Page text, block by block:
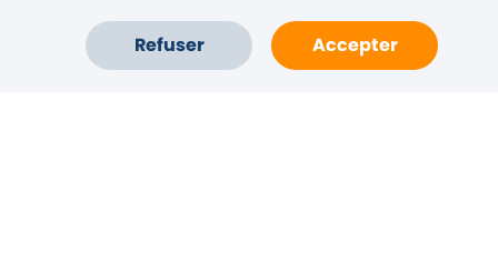
Refuser Accepter
Accueil Carte Compte